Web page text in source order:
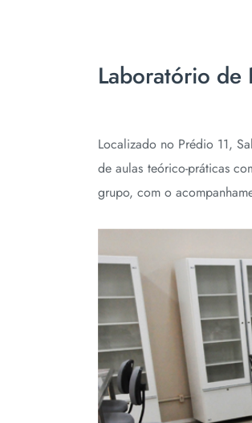
Laboratório de
Localizado no Prédio 11,
de aulas teórico-práticas
grupo, com o